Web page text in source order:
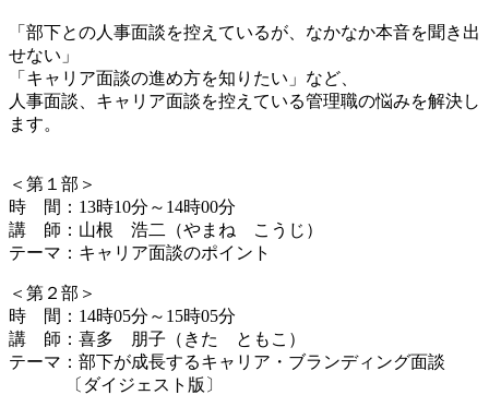
「部下との人事面談を控えているが、なかなか本音を聞き出
せない」
「キャリア面談の進め方を知りたい」など、
人事面談、キャリア面談を控えている管理職の悩みを解決し
ます。
＜第１部＞
時 間：13時10分～14時00分
講 師：山根 浩二（やまね こうじ）
テーマ：キャリア面談のポイント
＜第２部＞
時 間：14時05分～15時05分
講 師：喜多 朋子（きた ともこ）
テーマ：部下が成長するキャリア・ブランディング面談
〔ダイジェスト版〕